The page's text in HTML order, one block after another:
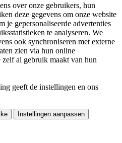
over onze gebruikers, hun
deze gegevens om onze website
je gepersonaliseerde advertenties
te analyseren. We
ook synchroniseren met externe
zien via hun online
zelf al gebruik maakt van hun
geeft de instellingen en ons
Instellingen aanpassen